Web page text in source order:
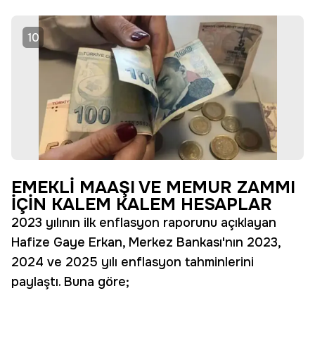
10
EMEKLİ MAAŞI VE MEMUR ZAMMI
İÇİN KALEM KALEM HESAPLAR
2023 yılının ilk enflasyon raporunu açıklayan
Hafize Gaye Erkan, Merkez Bankası'nın 2023,
2024 ve 2025 yılı enflasyon tahminlerini
paylaştı. Buna göre;